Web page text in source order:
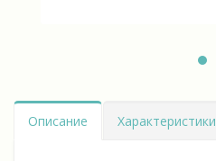
Описание Характеристики